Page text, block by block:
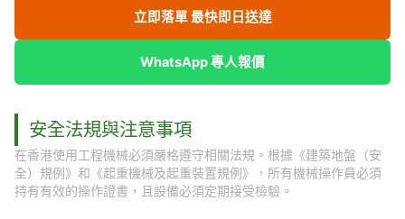
立即落單 最快即日送達
WhatsApp 專人報價
安全法規與注意事項
在香港使用工程機械必須嚴格遵守相關法規。根據《建築地盤（安
全）規例》和《起重機械及起重裝置規例》，所有機械操作員必須
持有有效的操作證書，且設備必須定期接受檢驗。